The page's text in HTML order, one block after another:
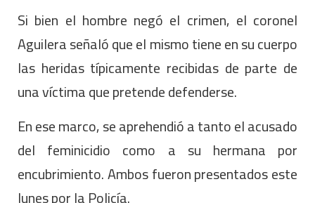
Si bien el hombre negó el crimen, el coronel
Aguilera señaló que el mismo tiene en su cuerpo
las heridas típicamente recibidas de parte de
una víctima que pretende defenderse.
En ese marco, se aprehendió a tanto el acusado
del feminicidio como a su hermana por
encubrimiento. Ambos fueron presentados este